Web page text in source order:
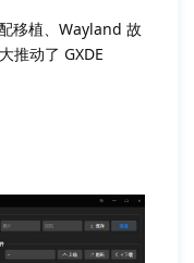
移植、Wayland 故
推动了 GXDE